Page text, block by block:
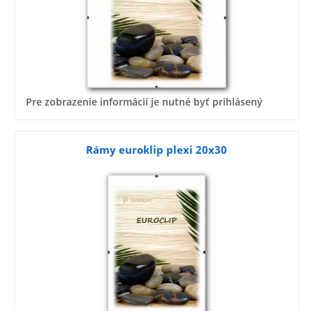
Pre zobrazenie informácií je nutné byť prihlásený
Rámy euroklip plexi 20x30